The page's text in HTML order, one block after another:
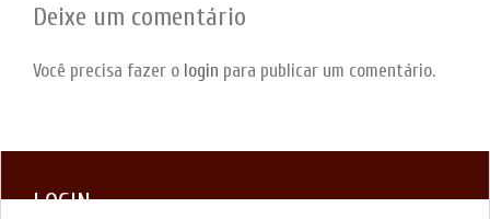
Deixe um comentário
Você precisa fazer o login para publicar um comentário.
LOGIN